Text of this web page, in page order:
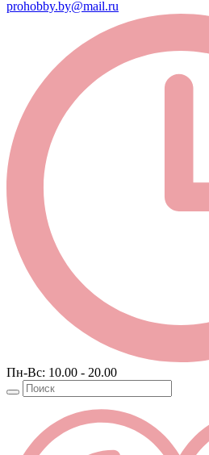
prohobby.by@mail.ru
Пн-Вс: 10.00 - 20.00